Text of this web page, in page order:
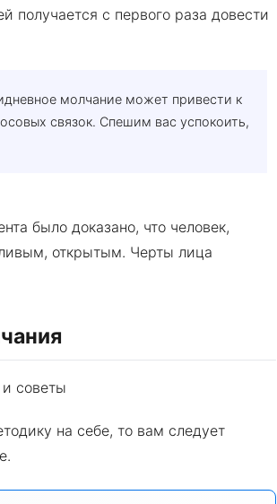
с первого раза довести
молчание может привести к
связок. Спешим вас успокоить,
было доказано, что человек,
открытым. Черты лица
на себе, то вам следует